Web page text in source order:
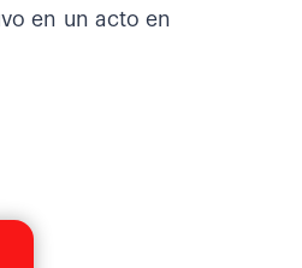
en un acto en